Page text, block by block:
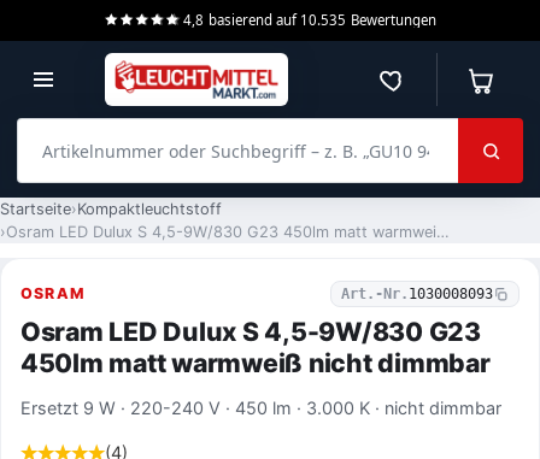
4,8 basierend auf 10.535 Bewertungen
Merkzettel
Startseite Kompaktleuchtstoff
Osram LED Dulux S 4,5-9W/830 G23 450lm matt warmweiß nicht dimmbar
OSRAM Art.-Nr. 1030008093
Osram LED Dulux S 4,5-9W/830 G23
450lm matt warmweiß nicht dimmbar
Ersetzt 9 W · 220-240 V · 450 lm · 3.000 K · nicht dimmbar
(4)